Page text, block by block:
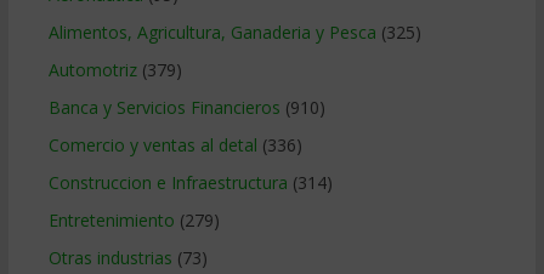
Alimentos, Agricultura, Ganaderia y Pesca (325)
Automotriz(379)
Banca y Servicios Financieros (910)
Comercio y ventas al detal (336)
Construccion e Infraestructura (314)
Entretenimiento (279)
Otras industrias (73)